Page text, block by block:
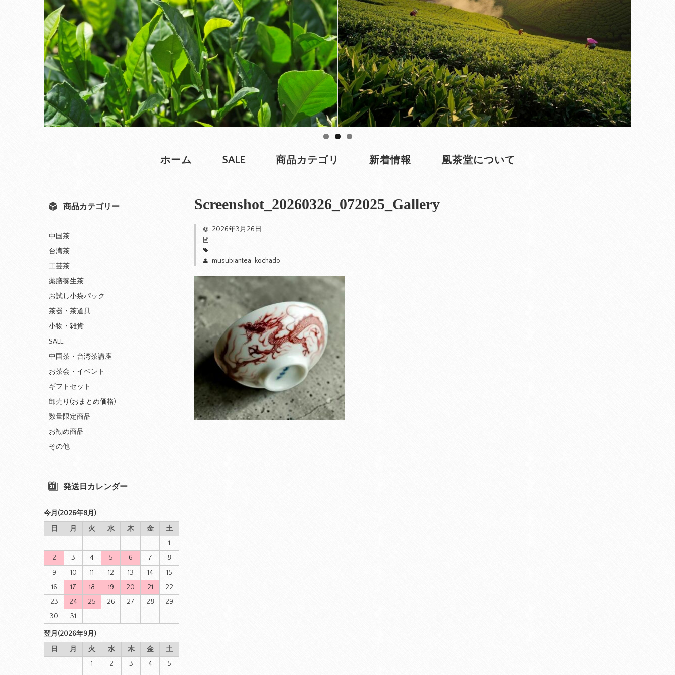
ホーム SALE 商品カテゴリ 新着情報 凰茶堂について
Screenshot_20260326_072025_Gallery
2026年3月26日
musubiantea-kochado
商品カテゴリー
中国茶
台湾茶
工芸茶
薬膳養生茶
お試し小袋パック
茶器・茶道具
小物・雑貨
SALE
中国茶・台湾茶講座
お茶会・イベント
ギフトセット
卸売り(おまとめ価格)
数量限定商品
お勧め商品
その他
発送日カレンダー
今月(2026年8月)
日
月 火 水 木 金
土
1
2
3 4 5 6 7
8
9
10 11 12 13 14
15
16
17 18 19 20 21
22
23
24 25 26 27 28
29
30
31
翌月(2026年9月)
日
月 火 水 木 金
土
1
2 3 4
5